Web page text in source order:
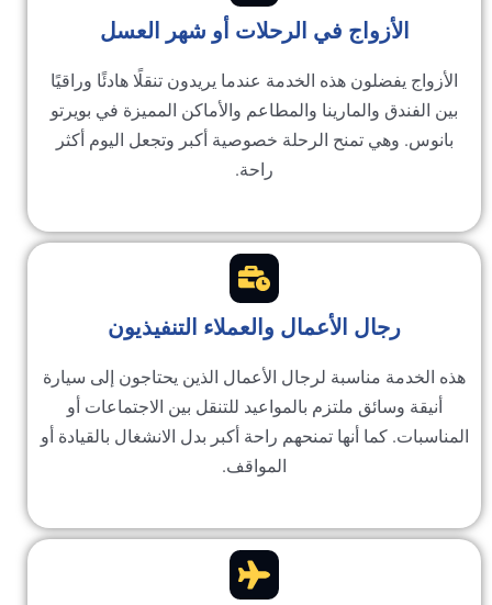
الأزواج في الرحلات أو شهر العسل
يفضلون هذه الخدمة عندما يريدون تنقلًا هادئًا وراقيًا
الفندق والمارينا والمطاعم والأماكن المميزة في بويرتو
وهي تمنح الرحلة خصوصية أكبر وتجعل اليوم أكثر
رجال الأعمال والعملاء التنفيذيون
الخدمة مناسبة لرجال الأعمال الذين يحتاجون إلى سيارة
أنيقة وسائق ملتزم بالمواعيد للتنقل بين الاجتماعات أو
كما أنها تمنحهم راحة أكبر بدل الانشغال بالقيادة أو
المواقف.